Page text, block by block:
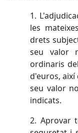
1.
les
drets
seu valor
ordinaris
d'euros,
seu valor
indicats.
2. Aprovar